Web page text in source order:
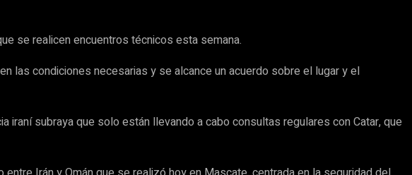
se realicen encuentros técnicos esta semana.
las condiciones necesarias y se alcance un acuerdo sobre el lugar y el
subraya que solo están llevando a cabo consultas regulares con Catar, que